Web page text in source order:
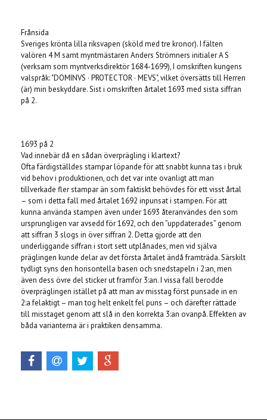
Frånsida
Sveriges krönta lilla riksvapen (sköld med tre kronor). I fälten
valören 4 M samt myntmästaren Anders Strömners initialer A S
(verksam som myntverksdirektör 1684-1699), I omskriften kungens
valspråk: "DOMINVS · PROTECTOR · MEVS", vilket översätts till Herren
(är) min beskyddare. Sist i omskriften årtalet 1693 med sista siffran
på 2.
1693 på 2
Vad innebär då en sådan överprägling i klartext?
Ofta färdigställdes stampar löpande för att snabbt kunna tas i bruk
vid behov i produktionen, och det var inte ovanligt att man
tillverkade fler stampar än som faktiskt behövdes för ett visst årtal
– som i detta fall med årtalet 1692 inpunsat i stampen. För att
kunna använda stampen även under 1693 återanvändes den som
ursprungligen var avsedd för 1692, och den ”uppdaterades” genom
att siffran 3 slogs in över siffran 2. Detta gjorde att den
underliggande siffran i stort sett utplånades, men vid själva
präglingen kunde delar av det första årtalet ändå framträda. Särskilt
tydligt syns den horisontella basen och snedstapeln i 2:an, men
även dess övre del sticker ut framför 3:an. I vissa fall berodde
överpräglingen istället på att man av misstag först punsade in en
2:a felaktigt – man tog helt enkelt fel puns – och därefter rättade
till misstaget genom att slå in den korrekta 3:an ovanpå. Effekten av
båda varianterna är i praktiken densamma.